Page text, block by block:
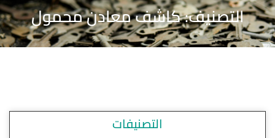
التصنيف: كاشف معادن محمول
التصنيفات